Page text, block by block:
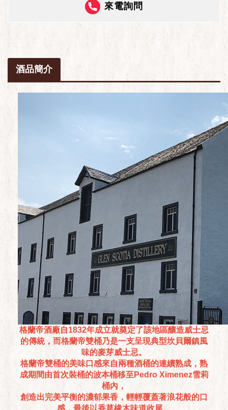
來電詢問
酒品簡介
格蘭帝酒廠自1832年成立就奠定了該地區釀造威士忌
的傳統，而格蘭帝雙桶乃是一支呈現典型坎貝爾鎮風
味的麥芽威士忌。
格蘭帝雙桶的美味口感來自兩種酒桶的連續熟成，熟
成期間由首次裝桶的波本桶移至Pedro Ximenez雪莉
桶內，
創造出完美平衡的濃郁果香，輕輕覆蓋著浪花般的口
感，最後以香草橡木味道收尾。